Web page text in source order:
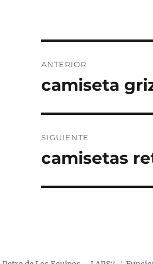
de
ANTERIOR
Entrada
camiseta
SIGUIENTE
Entrada
camisetas